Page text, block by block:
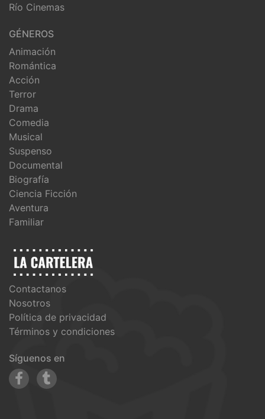
Río Cinemas
GÉNEROS
Animación
Romántica
Acción
Terror
Drama
Comedia
Musical
Suspenso
Documental
Biografía
Ciencia Ficción
Aventura
Familiar
Contactanos
Nosotros
Política de privacidad
Términos y condiciones
Síguenos en